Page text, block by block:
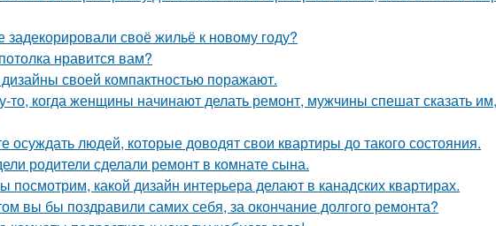
задекорировали своё жильё к новому году?
нравится вам?
дизайны своей компактностью поражают.
то, когда женщины начинают делать ремонт, мужчины спешат сказать
осуждать людей, которые доводят свои квартиры до такого состояния.
родители сделали ремонт в комнате сына.
посмотрим, какой дизайн интерьера делают в канадских квартирах.
вы бы поздравили самих себя, за окончание долгого ремонта?